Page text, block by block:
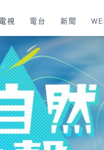
電視 電台 新聞